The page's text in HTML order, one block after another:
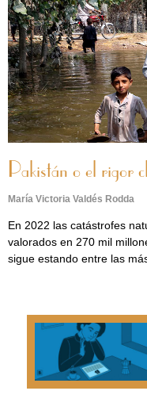
Pakistán o el rigor
María Victoria Valdés Rodda
En 2022 las catástrofes
valorados en 270 mil
sigue estando entre las